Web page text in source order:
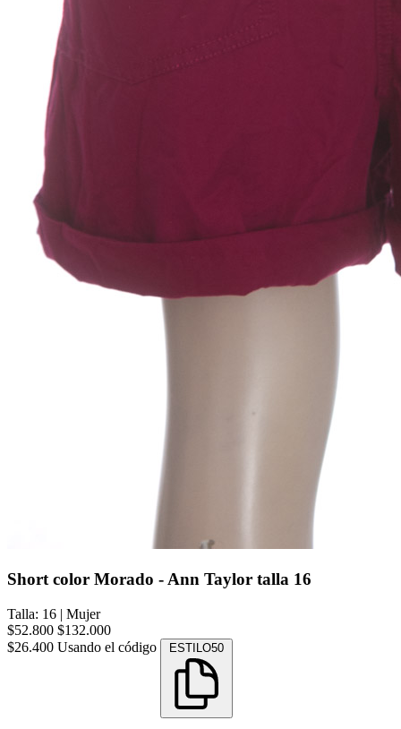
Short color Morado - Ann Taylor talla 16
Talla: 16 | Mujer
$52.800 $132.000
$26.400 Usando el código ESTILO50